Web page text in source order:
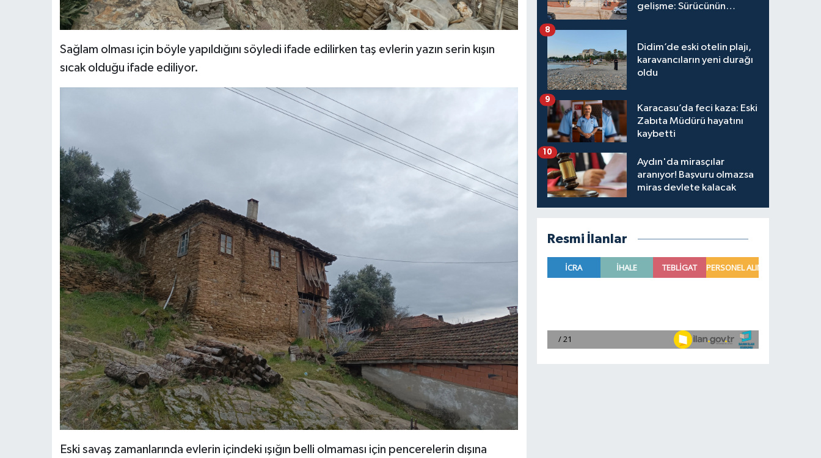
Sağlam olması için böyle yapıldığını söyledi ifade edilirken taş evlerin yazın serin kışın
sıcak olduğu ifade ediliyor.
Eski savaş zamanlarında evlerin içindeki ışığın belli olmaması için pencerelerin dışına
gelişme: Sürücünün
Didim’de eski otelin plajı,
karavancıların yeni durağı
oldu
8
Karacasu’da feci kaza: Eski
Zabıta Müdürü hayatını
kaybetti
9
Aydın'da mirasçılar
aranıyor! Başvuru olmazsa
miras devlete kalacak
10
Resmi İlanlar